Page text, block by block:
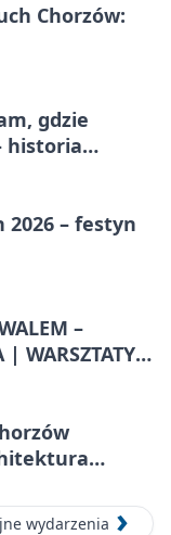
Chorzów:
gdzie
historia
2026 – festyn
–
| WARSZTATY
wydarzenia